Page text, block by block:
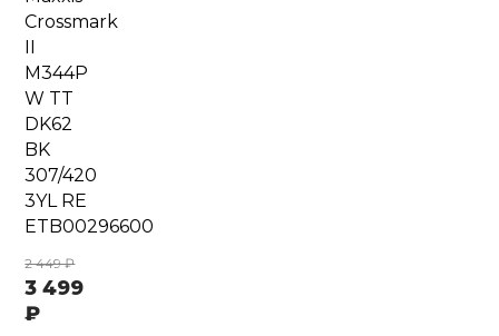
Crossmark
M344P
W TT
DK62
BK
307/420
3YL RE
ETB00296600
2 449 ₽
3 499
₽